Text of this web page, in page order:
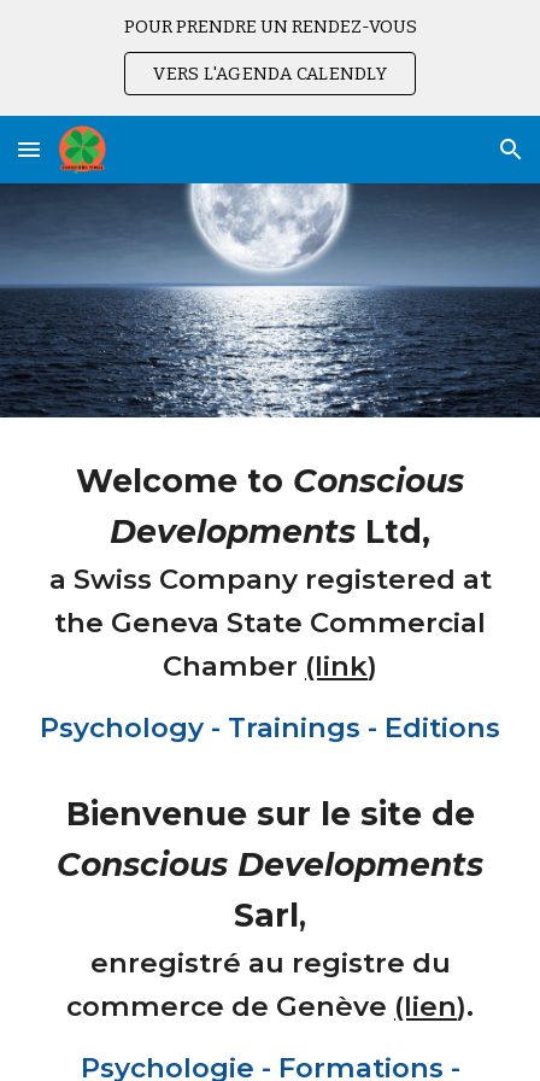
POUR PRENDRE UN RENDEZ-VOUS
VERS L'AGENDA CALENDLY
Welcome to Conscious
Developments Ltd,
a Swiss Company registered at
the Geneva State Commercial
Chamber (link)
Psychology - Trainings - Editions
Bienvenue sur le site de
Conscious Developments
Sarl,
enregistré au registre du
commerce de Genève (lien).
Psychologie - Formations -